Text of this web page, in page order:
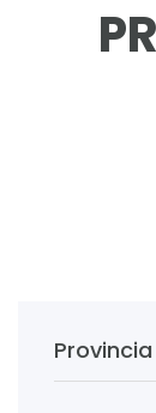
Provincia